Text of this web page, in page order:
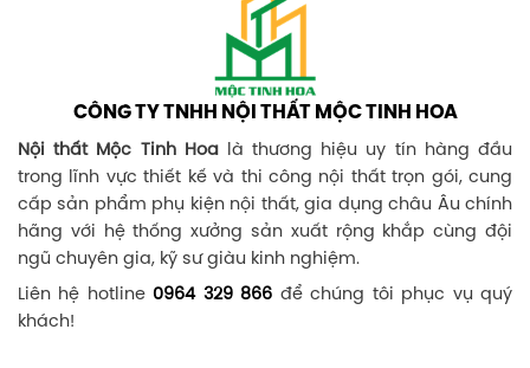
CÔNG TY TNHH NỘI THẤT MỘC TINH HOA
Nội thất Mộc Tinh Hoalà thương hiệu uy tín hàng đầu
trong lĩnh vực thiết kế và thi công nội thất trọn gói, cung
cấp sản phẩm phụ kiện nội thất, gia dụng châu Âu chính
hãng với hệ thống xưởng sản xuất rộng khắp cùng đội
ngũ chuyên gia, kỹ sư giàu kinh nghiệm.
Liên hệ hotline 0964 329 866 để chúng tôi phục vụ quý
khách!